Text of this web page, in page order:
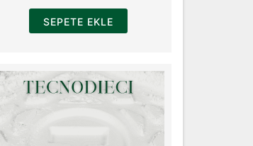
SEPETE EKLE